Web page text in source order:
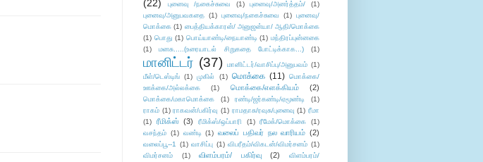
(22)
புனைவு /நகைச்சுவை (1) புனைவு/அனர்த்தம்/
(1)
புனைவு/அனுபவகதை (1) புனைவு/நகைச்சுவை (1) புனைவு/
மொக்கை (1) பைத்தியக்காரன்/ அனுஜன்யா/ ஆதி/மொக்கை
(1) பொது (1) பொய்யாண்டி/நையாண்டி (1) மந்திரப்புன்னகை
(1)
மனசு.....(உரையாடல் சிறுகதை போட்டிக்காக...) (1)
மானிட்டர் (37) மானிட்டர்/வாசிப்பு/அனுபவம் (1)
மீள்/டெஸ்டிங் (1) முகில் (1) மொக்கை (11) மொக்கை/
ஊக்கை/அல்லக்கை
(1) மொக்கை/எளக்கியம் (2)
மொக்கை/மகாமொக்கை (1) ரண்டி/ஜர்கண்டி/ஏமூண்டி
(1)
ராகம் (1) ராகவன்/பகிர்வு (1) ராமதாசு/ரவுசு/புனைவு (1) ரீமா
(1)
ரீமிக்ஸ் (3) ரீமிக்ஸ்/ஒப்பாரி (1) ரீமேக்/மொக்கை
(1)
வசந்தம் (1) வண்டி (1) வலைப் பதிவர் நல வாரியம் (2)
வலைப்பூ--1 (1) வாசிப்பு (1) விபரீதம்/விகடன்/விமர்சனம் (1)
விமர்சனம்
(1) விளம்பரம்/ பகிர்வு (2)
விளம்பரம்/